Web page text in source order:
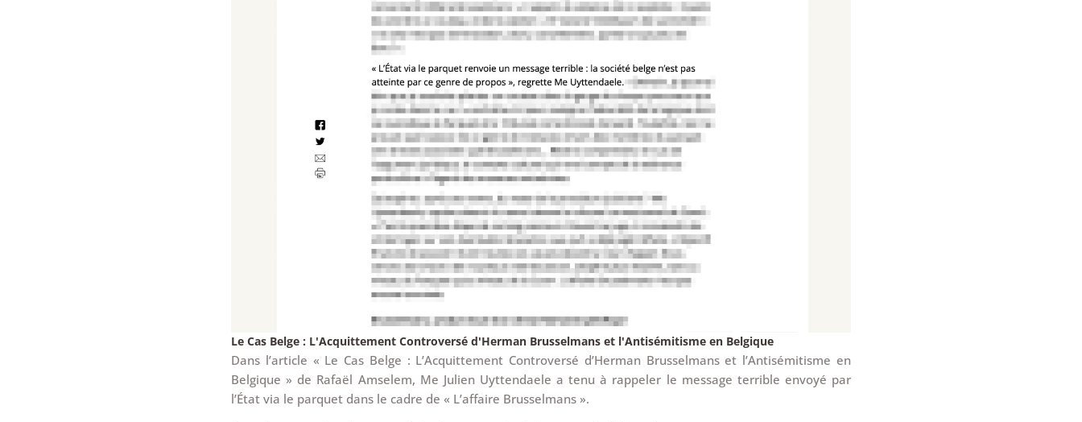
Le Cas Belge : L'Acquittement Controversé d'Herman Brusselmans et l'Antisémitisme en Belgique
Dans l’article « Le Cas Belge : L’Acquittement Controversé d’Herman Brusselmans et l’Antisémitisme en
Belgique » de Rafaël Amselem, Me Julien Uyttendaele a tenu à rappeler le message terrible envoyé par
l’État via le parquet dans le cadre de « L’affaire Brusselmans ».